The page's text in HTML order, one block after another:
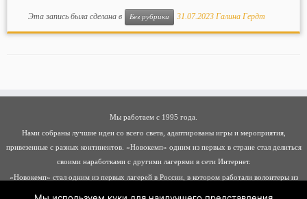
Эта запись была сделана в Без рубрики 31.07.2023 Галина Гердт
Мы работаем с 1995 года.
Нами собраны лучшие идеи со всего света, адаптированы игры и мероприятия,
привезенные с разных континентов. «Новокемп» одним из первых в стране стал делиться
своими наработками с другими лагерями в сети Интернет.
«Новокемп» стал одним из первых лагерей в России, в котором работали волонтеры из